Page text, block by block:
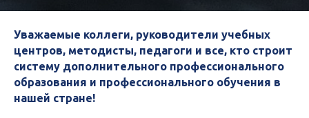
Уважаемые коллеги, руководители учебных
центров, методисты, педагоги и все, кто строит
систему дополнительного профессионального
образования и профессионального обучения в
нашей стране!